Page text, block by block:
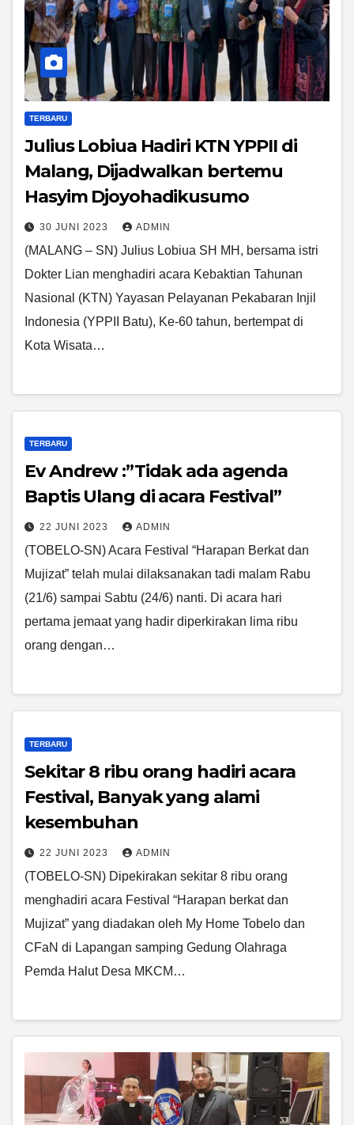
TERBARU
Julius Lobiua Hadiri KTN YPPII di
Malang, Dijadwalkan bertemu
Hasyim Djoyohadikusumo
30 JUNI 2023 ADMIN
(MALANG – SN) Julius Lobiua SH MH, bersama istri
Dokter Lian menghadiri acara Kebaktian Tahunan
Nasional (KTN) Yayasan Pelayanan Pekabaran Injil
Indonesia (YPPII Batu), Ke-60 tahun, bertempat di
Kota Wisata…
TERBARU
Ev Andrew :”Tidak ada agenda
Baptis Ulang di acara Festival”
22 JUNI 2023 ADMIN
(TOBELO-SN) Acara Festival “Harapan Berkat dan
Mujizat” telah mulai dilaksanakan tadi malam Rabu
(21/6) sampai Sabtu (24/6) nanti. Di acara hari
pertama jemaat yang hadir diperkirakan lima ribu
orang dengan…
TERBARU
Sekitar 8 ribu orang hadiri acara
Festival, Banyak yang alami
kesembuhan
22 JUNI 2023 ADMIN
(TOBELO-SN) Dipekirakan sekitar 8 ribu orang
menghadiri acara Festival “Harapan berkat dan
Mujizat” yang diadakan oleh My Home Tobelo dan
CFaN di Lapangan samping Gedung Olahraga
Pemda Halut Desa MKCM…